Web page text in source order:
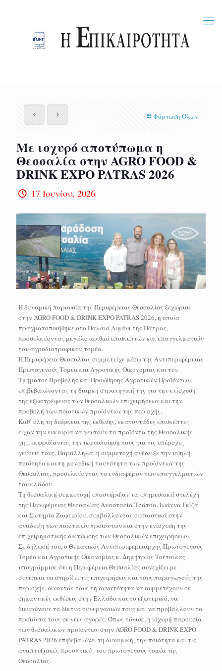
Φόρτωση Όλων
Με ισχυρό αποτύπωμα η
Θεσσαλία στην AGRO FOOD &
DRINK EXPO PATRAS 2026
17 Ιουνίου, 2026
Η δυναμική παρουσία της Περιφέρειας Θεσσαλίας ξεχώρισε
στην AGRO FOOD & DRINK EXPO PATRAS 2026, η οποία
πραγματοποιήθηκε στο Παλαιό Λιμάνι της Πάτρας,
προσελκύοντας μεγάλο αριθμό επισκεπτών και επαγγελματιών
του αγροδιατροφικού τομέα.
Η Περιφέρεια Θεσσαλίας συμμετείχε μέσω της Αντιπεριφέρειας
Πρωτογενούς Τομέα και Αγροτικής Οικονομίας και του
Τμήματος Προβολής και Προώθησης Αγροτικών Προϊόντων,
επιβεβαιώνοντας τη διαρκή στρατηγική της για την ενίσχυση
της εξωστρέφειας των θεσσαλικών επιχειρήσεων και την
προβολή των ποιοτικών προϊόντων της περιοχής.
Καθ’ όλη τη διάρκεια της έκθεσης, εκατοντάδες επισκέπτες
είχαν την ευκαιρία να γευτούν τα προϊόντα της Θεσσαλικής
γης, εκφράζοντας την ικανοποίηση τους για τις υπέροχες
γεύσεις τους. Παράλληλα, η συμμετοχή ανέδειξε την υψηλή
ποιότητα και τη μοναδική ταυτότητα των προϊόντων της
Θεσσαλίας, προσελκύοντας το ενδιαφέρον των επαγγελματιών
του κλάδου.
Τη θεσσαλική συμμετοχή υποστήριξαν τα υπηρεσιακά στελέχη
της Περιφέρειας Θεσσαλίας Αναστασία Τσάτσα, Ιωάννα Γκίζα
και Σωτηρία Ζαφειρίου, συμβάλλοντας ουσιαστικά στην
ανάδειξη των ποιοτικών προϊόντων και στην ενίσχυση της
επιχειρηματικής δικτύωσης των Θεσσαλικών επιχειρήσεων.
Σε δήλωσή του, ο Θεματικός Αντιπεριφερειάρχης Πρωτογενούς
Τομέα και Αγροτικής Οικονομίας κ. Δημήτριος Τσέτσιλας
υπογράμμισε ότι η Περιφέρεια Θεσσαλίας συνεχίζει με
συνέπεια να στηρίζει τις επιχειρήσεις και τους παραγωγούς της
περιοχής, δίνοντάς τους τη δυνατότητα να συμμετέχουν σε
σημαντικές εκθέσεις στην Ελλάδα και το εξωτερικό, να
διευρύνουν το δίκτυο συνεργασιών τους και να προβάλλουν τα
προϊόντα τους σε νέες αγορές. Όπως τόνισε, η ισχυρή παρουσία
των θεσσαλικών προϊόντων στην AGRO FOOD & DRINK EXPO
PATRAS 2026 επιβεβαιώνει τη δυναμική, την ποιότητα και τις
αναπτυξιακές προοπτικές του πρωτογενούς τομέα της
Θεσσαλίας.